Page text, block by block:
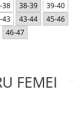
38 38-39
39-40
43 43-44
45-46
46-47
FEMEI